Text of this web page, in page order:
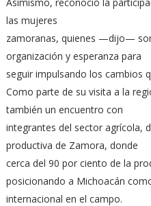
las mujeres
zamoranas, quienes —dijo—
organización y esperanza para
seguir impulsando los cambios
Como parte de su visita a la
también un encuentro con
integrantes del sector agrícola,
productiva de Zamora, donde
cerca del 90 por ciento de la
posicionando a Michoacán
internacional en el campo.